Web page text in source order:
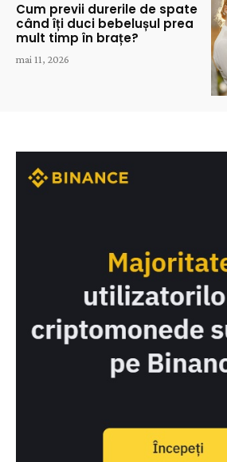
Cum previi durerile de spate
când îți duci bebelușul prea
mult timp în brațe?
mai 11, 2026